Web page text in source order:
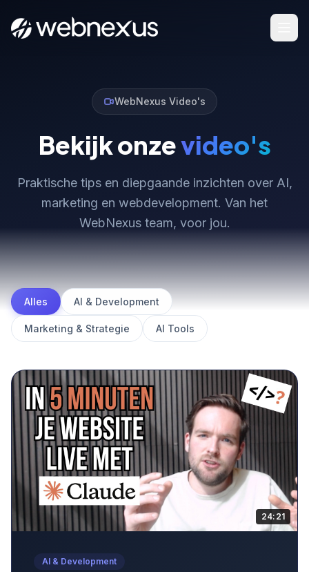
WebNexus Video's
Bekijk onzevideo's
Praktische tips en diepgaande inzichten over AI,
marketing en webdevelopment. Van het
WebNexus team, voor jou.
Alles AI & Development
Marketing & Strategie AI Tools
24:21
AI & Development